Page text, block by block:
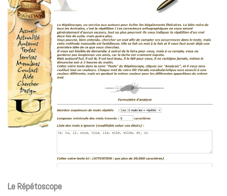
Le Répétoscope